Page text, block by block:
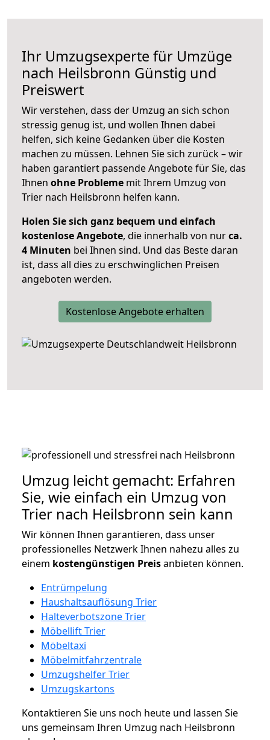
Ihr Umzugsexperte für Umzüge
nach Heilsbronn Günstig und
Preiswert
Wir verstehen, dass der Umzug an sich schon
stressig genug ist, und wollen Ihnen dabei
helfen, sich keine Gedanken über die Kosten
machen zu müssen. Lehnen Sie sich zurück – wir
haben garantiert passende Angebote für Sie, das
Ihnen ohne Probleme mit Ihrem Umzug von
Trier nach Heilsbronn helfen kann.
Holen Sie sich ganz bequem und einfach
kostenlose Angebote, die innerhalb von nurca.
4 Minuten bei Ihnen sind. Und das Beste daran
ist, dass all dies zu erschwinglichen Preisen
angeboten werden.
Kostenlose Angebote erhalten
Umzug leicht gemacht: Erfahren
Sie, wie einfach ein Umzug von
Trier nach Heilsbronn sein kann
Wir können Ihnen garantieren, dass unser
professionelles Netzwerk Ihnen nahezu alles zu
einem kostengünstigen Preisanbieten können.
Entrümpelung
Haushaltsauflösung Trier
Halteverbotszone Trier
Möbellift Trier
Möbeltaxi
Möbelmitfahrzentrale
Umzugshelfer Trier
Umzugskartons
Kontaktieren Sie uns noch heute und lassen Sie
uns gemeinsam Ihren Umzug nach Heilsbronn